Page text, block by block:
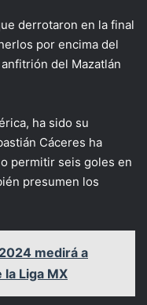
derrotaron en la final
por encima del
del Mazatlán
ha sido su
Cáceres ha
permitir seis goles en
presumen los
medirá a
la Liga MX